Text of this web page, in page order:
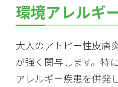
環境アレルギ
大人のアトピー性皮膚
が強く関与します。特
アレルギー疾患を併発